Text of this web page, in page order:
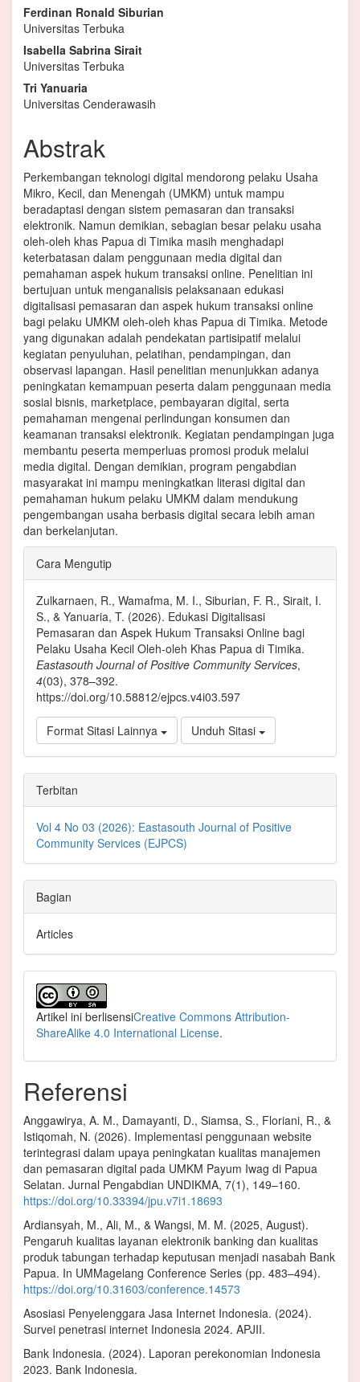
Ferdinan Ronald Siburian
Universitas Terbuka
Isabella Sabrina Sirait
Universitas Terbuka
Tri Yanuaria
Universitas Cenderawasih
Abstrak
Perkembangan teknologi digital mendorong pelaku Usaha
Mikro, Kecil, dan Menengah (UMKM) untuk mampu
beradaptasi dengan sistem pemasaran dan transaksi
elektronik. Namun demikian, sebagian besar pelaku usaha
oleh-oleh khas Papua di Timika masih menghadapi
keterbatasan dalam penggunaan media digital dan
pemahaman aspek hukum transaksi online. Penelitian ini
bertujuan untuk menganalisis pelaksanaan edukasi
digitalisasi pemasaran dan aspek hukum transaksi online
bagi pelaku UMKM oleh-oleh khas Papua di Timika. Metode
yang digunakan adalah pendekatan partisipatif melalui
kegiatan penyuluhan, pelatihan, pendampingan, dan
observasi lapangan. Hasil penelitian menunjukkan adanya
peningkatan kemampuan peserta dalam penggunaan media
sosial bisnis, marketplace, pembayaran digital, serta
pemahaman mengenai perlindungan konsumen dan
keamanan transaksi elektronik. Kegiatan pendampingan juga
membantu peserta memperluas promosi produk melalui
media digital. Dengan demikian, program pengabdian
masyarakat ini mampu meningkatkan literasi digital dan
pemahaman hukum pelaku UMKM dalam mendukung
pengembangan usaha berbasis digital secara lebih aman
dan berkelanjutan.
Rincian
Artikel
Cara Mengutip
Zulkarnaen, R., Wamafma, M. I., Siburian, F. R., Sirait, I.
S., & Yanuaria, T. (2026). Edukasi Digitalisasi
Pemasaran dan Aspek Hukum Transaksi Online bagi
Pelaku Usaha Kecil Oleh-oleh Khas Papua di Timika.
Eastasouth Journal of Positive Community Services,
4(03), 378–392.
https://doi.org/10.58812/ejpcs.v4i03.597
Format Sitasi Lainnya Unduh Sitasi
Terbitan
Vol 4 No 03 (2026): Eastasouth Journal of Positive
Community Services (EJPCS)
Bagian
Articles
Artikel ini berlisensiCreative Commons Attribution-
ShareAlike 4.0 International License.
Referensi
Anggawirya, A. M., Damayanti, D., Siamsa, S., Floriani, R., &
Istiqomah, N. (2026). Implementasi penggunaan website
terintegrasi dalam upaya peningkatan kualitas manajemen
dan pemasaran digital pada UMKM Payum Iwag di Papua
Selatan. Jurnal Pengabdian UNDIKMA, 7(1), 149–160.
https://doi.org/10.33394/jpu.v7i1.18693
Ardiansyah, M., Ali, M., & Wangsi, M. M. (2025, August).
Pengaruh kualitas layanan elektronik banking dan kualitas
produk tabungan terhadap keputusan menjadi nasabah Bank
Papua. In UMMagelang Conference Series (pp. 483–494).
https://doi.org/10.31603/conference.14573
Asosiasi Penyelenggara Jasa Internet Indonesia. (2024).
Survei penetrasi internet Indonesia 2024. APJII.
Bank Indonesia. (2024). Laporan perekonomian Indonesia
2023. Bank Indonesia.